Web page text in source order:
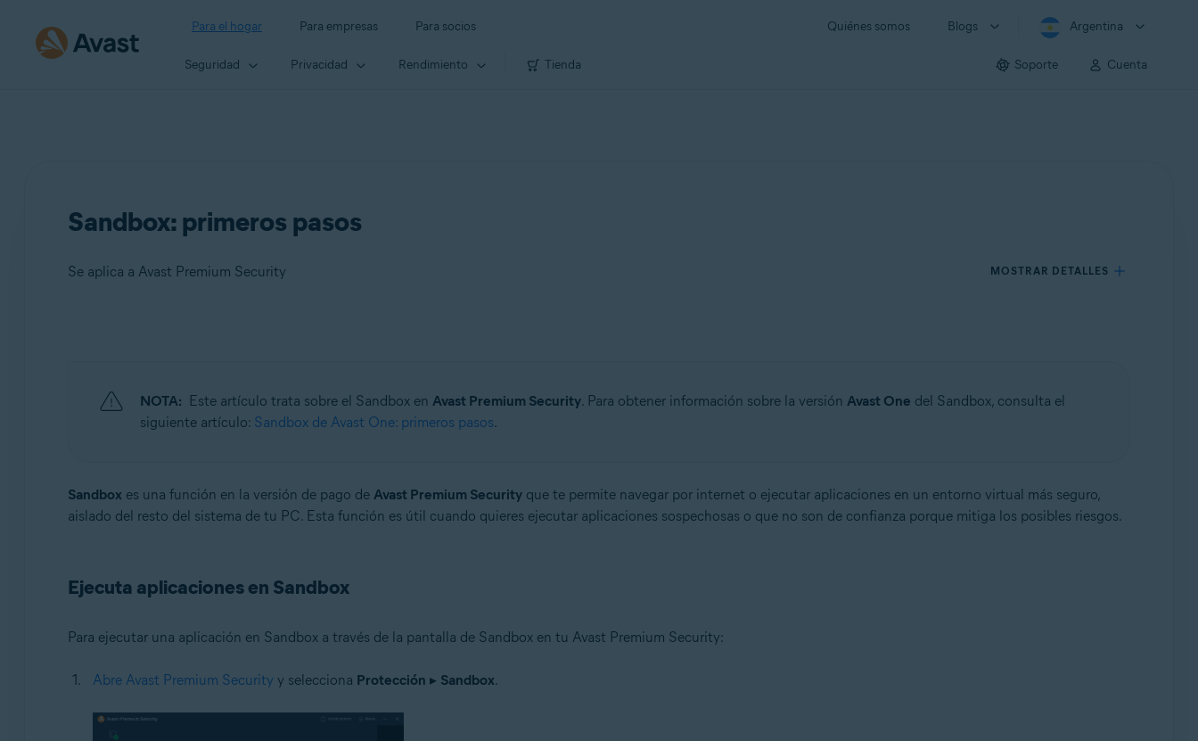
Para el hogar Para empresas Para socios Quiénes somos Blogs Argentina
Seguridad Privacidad Rendimiento Tienda Soporte Cuenta
Sandbox: primeros pasos
Se aplica a Avast Premium Security MOSTRAR DETALLES
Sistemas operativos:
NOTA: Este artículo trata sobre el Sandbox en Avast Premium Security. Para obtener información sobre la versión Avast One del Sandbox, consulta el
siguiente artículo: Sandbox de Avast One: primeros pasos.
Sandboxes una función en la versión de pago de Avast Premium Securityque te permite navegar por internet o ejecutar aplicaciones en un entorno virtual más seguro,
aislado del resto del sistema de tu PC. Esta función es útil cuando quieres ejecutar aplicaciones sospechosas o que no son de confianza porque mitiga los posibles riesgos.
Ejecuta aplicaciones en Sandbox
Para ejecutar una aplicación en Sandbox a través de la pantalla de Sandbox en tu Avast Premium Security:
Abre Avast Premium Security y selecciona Protección ▸ Sandbox.